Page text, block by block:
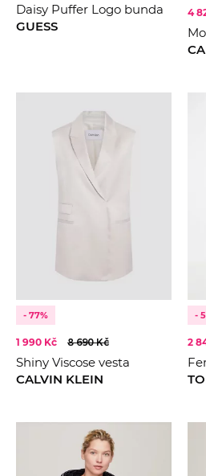
Daisy Puffer Logo bunda
GUESS
4
- 77%
1 990 Kč 8 690 Kč
Shiny Viscose vesta
CALVIN KLEIN
-
2